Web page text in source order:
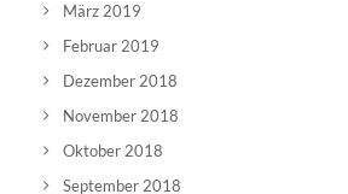
März 2019
Februar 2019
Dezember 2018
November 2018
Oktober 2018
September 2018